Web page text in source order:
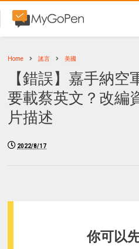
Home 謠言 美國
【錯誤】嘉手納
要載蔡英文？改編
片描述
2022/8/17
你可以